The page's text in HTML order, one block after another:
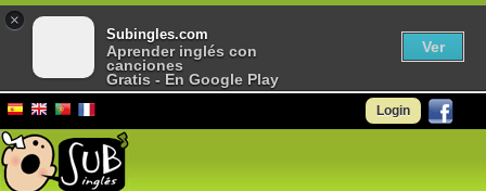
Login
×
Subingles.com
Aprender inglés con
canciones
Gratis - En Google Play
Ver